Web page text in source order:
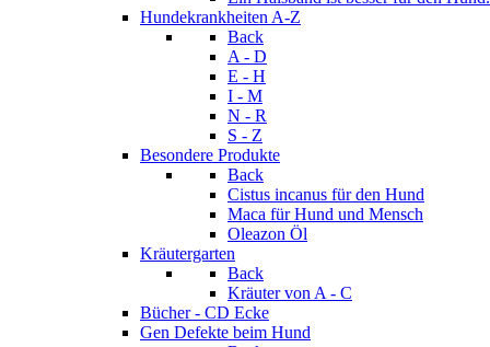
Hundekrankheiten A-Z
Back
A - D
E - H
I - M
N - R
S - Z
Besondere Produkte
Back
Cistus incanus für den Hund
Maca für Hund und Mensch
Oleazon Öl
Kräutergarten
Back
Kräuter von A - C
Bücher - CD Ecke
Gen Defekte beim Hund